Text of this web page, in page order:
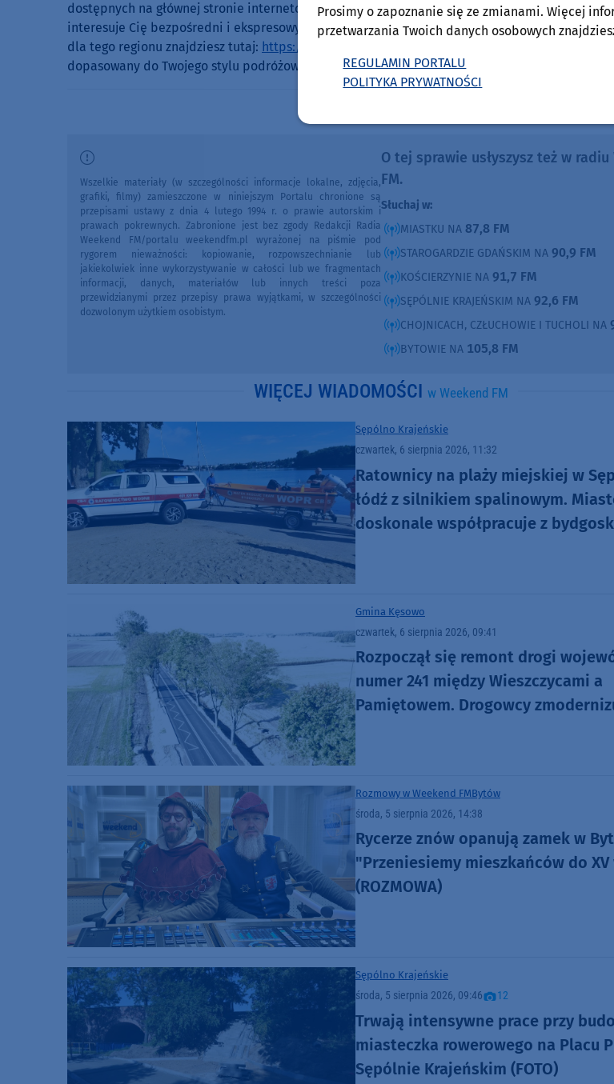
dostępnych na głównej stronie internetowej CarFree pod adresem:https://carfree.pl/.
interesuje Cię bezpośredni i ekspresowy
wynajem auta Gdynia weekend , dedykowany panel
dla tego regionu znajdziesz tutaj: https://carfree.pl/pl/wypozyczalnia-samochodow-gdynia
dopasowany do Twojego stylu podróżowania i ciesz się weekendem w zachwycającym polskim
O tej sprawie usłyszysz też w radiu
FM.
Słuchaj w:
MIASTKU NA 87,8 FM
STAROGARDZIE GDAŃSKIM NA 90,9 FM
KOŚCIERZYNIE NA 91,7 FM
SĘPÓLNIE KRAJEŃSKIM NA 92,6 FM
CHOJNICACH, CZŁUCHOWIE I TUCHOLI NA
BYTOWIE NA 105,8 FM
Wszelkie materiały (w szczególności informacje lokalne, zdjęcia,
grafiki, filmy) zamieszczone w niniejszym Portalu chronione są
przepisami ustawy z dnia 4 lutego 1994 r. o prawie autorskim i
prawach pokrewnych. Zabronione jest bez zgody Redakcji Radia
Weekend FM/portalu weekendfm.pl wyrażonej na piśmie pod
rygorem nieważności: kopiowanie, rozpowszechnianie lub
jakiekolwiek inne wykorzystywanie w całości lub we fragmentach
informacji, danych, materiałów lub innych treści poza
przewidzianymi przez przepisy prawa wyjątkami, w szczególności
dozwolonym użytkiem osobistym.
WIĘCEJ WIADOMOŚCI w Weekend FM
Sępólno Krajeńskie
czwartek, 6 sierpnia 2026, 11:32
Ratownicy na plaży miejskiej w
łódź z silnikiem spalinowym.
doskonale współpracuje z
Gmina Kęsowo
czwartek, 6 sierpnia 2026, 09:41
Rozpoczął się remont drogi
numer 241 między Wieszczycami a
Pamiętowem. Drogowcy
Rozmowy w Weekend FMBytów
środa, 5 sierpnia 2026, 14:38
Rycerze znów opanują zamek w
"Przeniesiemy mieszkańców do
(ROZMOWA)
Sępólno Krajeńskie
środa, 5 sierpnia 2026, 09:46 12
Trwają intensywne prace przy
miasteczka rowerowego na Placu
Sępólnie Krajeńskim (FOTO)
Prosimy o zapoznanie się ze zmianami. Więcej
przetwarzania Twoich danych osobowych
REGULAMIN PORTALU
POLITYKA PRYWATNOŚCI